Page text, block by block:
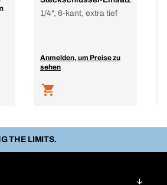
1/4", 6-kant, extra tief
Anmelden, um Preise zu
sehen
THE LIMITS.